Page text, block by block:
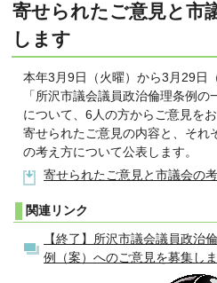
寄せられたご意見と市
します
本年3月9日（火曜）から3月29日
「所沢市議会議員政治倫理条例の
について、6人の方からご意見を
寄せられたご意見の内容と、それ
の考え方について公表します。
寄せられたご意見と市議会の
関連リンク
【終了】所沢市議会議員政治
例（案）へのご意見を募集し